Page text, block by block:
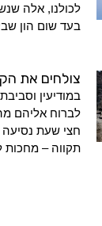
לכולנו, אלה
בעד שום הון
צולחים את
במודיעין
לברוח אליהם
חצי שעת נסיעה
תקווה – מחכות